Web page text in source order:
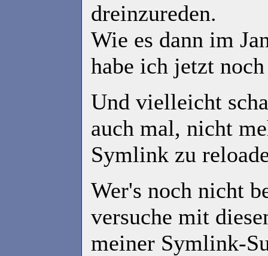
dreinzureden.
Wie es dann im
habe ich jetzt
Und vielleicht
auch mal, nicht
Symlink zu
Wer's noch nicht
versuche mit
meiner Symlink-